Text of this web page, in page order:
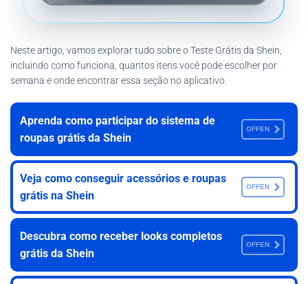
Neste artigo, vamos explorar tudo sobre o Teste Grátis da Shein,
incluindo como funciona, quantos itens você pode escolher por
semana e onde encontrar essa seção no aplicativo.
Aprenda como participar do sistema de
roupas grátis da Shein
OFFEN
Veja como conseguir acessórios e roupas
grátis na Shein
OFFEN
Descubra como receber looks completos
grátis da Shein
OFFEN